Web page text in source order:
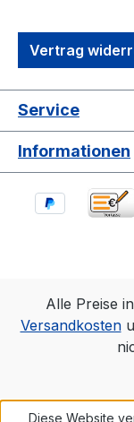
Vertrag
Service
Informationen
Alle Preise
Versandkosten
Diese Website